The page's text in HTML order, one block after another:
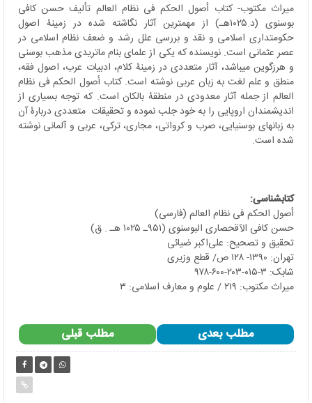
میراث مکتوب- کتاب أصول الحکم فی نظام العالم تألیف حسن کافی
بوسنوی (د.۱۰۲۵هـ) از مهمترین آثار نگاشته شده در زمینۀ اصول
حکومتداری اسلامی و نقد و بررسی علل رشد و ضعف نظام اسلامی در
عصر عثمانی است. نویسنده که یکی از علمای بنام ماتریدی مذهب بوسنی
و هرزگوین می­باشد، آثار متعددی در زمینۀ کلام، ادبیات عرب، اصول فقه،
منطق و علم لغت به زبان عربی نوشته است. کتاب أصول الحکم فی نظام
العالم از جمله آثار معدودی در منطقۀ بالکان است. که توجه بسیاری از
اندیشمندان اروپایی را به خود جلب نموده و تحقیقات متعددی دربارۀ آن
به زبان­های بوسنیایی، صرب و کرواتی، مجاری، ترکی، عربی و آلمانی نوشته
شده است.
کتابشناسی:
أصول الحکم فی نظام العالم (فارسی)
حسن کافی الآقحصاری البوسنوی (۹۵۱ـ ۱۰۲۵ هـ . ق)
تحقیق و تصحیح: علیاکبر ضیائی
تهران: ۱۳۹۰- ۱۲۸ ص/ قطع وزيری
شابک: ۳-۰۱۵-۲۰۳-۶۰۰-۹۷۸
میراث مکتوب: ۲۱۹ / علوم و معارف اسلامی: ۳
مطلب قبلی مطلب بعدی